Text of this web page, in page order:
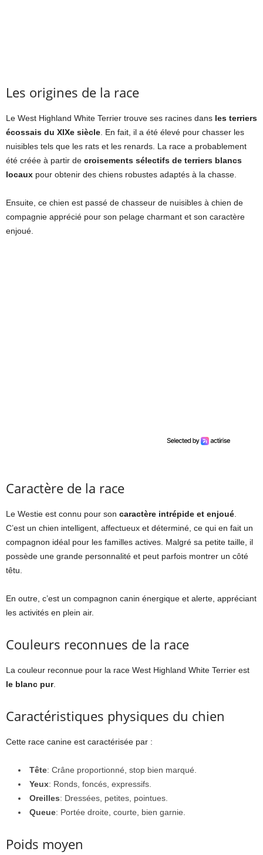
Les origines de la race
Le West Highland White Terrier trouve ses racines dans les terriers
écossais du XIXe siècle . En fait, il a été élevé pour chasser les
nuisibles tels que les rats et les renards. La race a probablement
été créée à partir de croisements sélectifs de terriers blancs
locaux pour obtenir des chiens robustes adaptés à la chasse.
Ensuite, ce chien est passé de chasseur de nuisibles à chien de
compagnie apprécié pour son pelage charmant et son caractère
enjoué.
Caractère de la race
Le Westie est connu pour son caractère intrépide et enjoué
C’est un chien intelligent, affectueux et déterminé, ce qui en fait un
compagnon idéal pour les familles actives. Malgré sa petite taille, il
possède une grande personnalité et peut parfois montrer un côté
têtu.
En outre, c’est un compagnon canin énergique et alerte, appréciant
les activités en plein air.
Couleurs reconnues de la race
La couleur reconnue pour la race West Highland White Terrier est
le blanc pur.
Caractéristiques physiques du chien
Cette race canine est caractérisée par :
Tête: Crâne proportionné, stop bien marqué.
Yeux: Ronds, foncés, expressifs.
Oreilles: Dressées, petites, pointues.
Queue: Portée droite, courte, bien garnie.
Poids moyen